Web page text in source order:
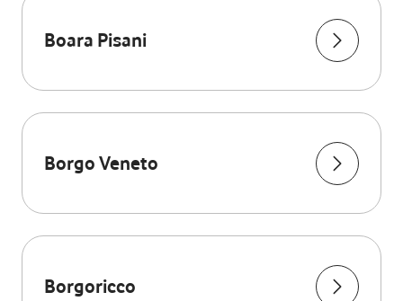
Boara Pisani
Borgo Veneto
Borgoricco